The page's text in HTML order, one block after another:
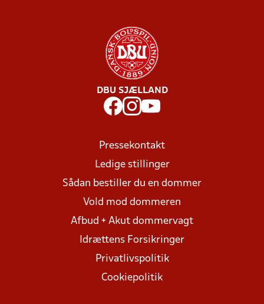
DBU SJÆLLAND
Pressekontakt
Ledige stillinger
Sådan bestiller du en dommer
Vold mod dommeren
Afbud + Akut dommervagt
Idrættens Forsikringer
Privatlivspolitik
Cookiepolitik